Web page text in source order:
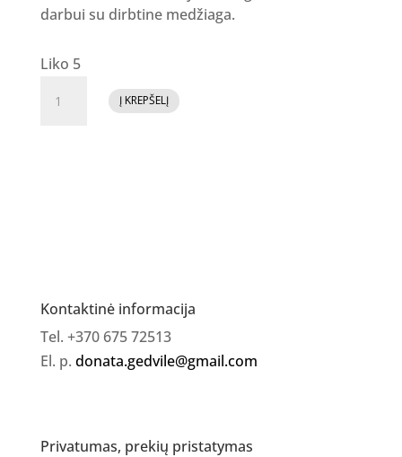
darbui su dirbtine medžiaga.
Liko 5
kiekis:
Į KREPŠELĮ
Kontaktinė informacija
Tel. +370 675 72513
El. p. donata.gedvile@gmail.com
Privatumas, prekių pristatymas